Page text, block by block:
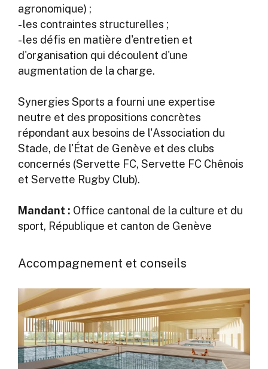
agronomique) ;
- les contraintes structurelles ;
- les défis en matière d'entretien et
d'organisation qui découlent d'une
augmentation de la charge.
Synergies Sports a fourni une expertise
neutre et des propositions concrètes
répondant aux besoins de l'Association du
Stade, de l'État de Genève et des clubs
concernés (Servette FC, Servette FC Chênois
et Servette Rugby Club).
Mandant : Office cantonal de la culture et du
sport, République et canton de Genève
Accompagnement et conseils